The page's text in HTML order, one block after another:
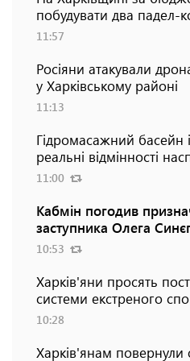
побудувати два падел-
11:57
Росіяни атакували
у Харківському районі
11:13
Гідромасажний басейн
реальні відмінності
11:00
Кабмін погодив
заступника Олега
10:53
Харків'яни просять
системи екстреного
10:28
Харків'янам повернули